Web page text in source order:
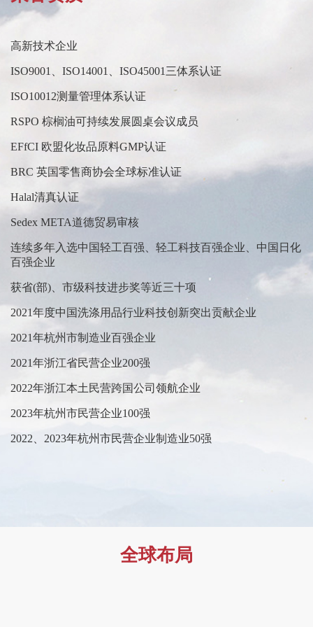
高新技术企业
ISO9001、ISO14001、ISO45001三体系认证
ISO10012测量管理体系认证
RSPO 棕榈油可持续发展圆桌会议成员
EFfCI 欧盟化妆品原料GMP认证
BRC 英国零售商协会全球标准认证
Halal清真认证
Sedex META道德贸易审核
连续多年入选中国轻工百强、轻工科技百强企业、中国日化
百强企业
获省(部)、市级科技进步奖等近三十项
2021年度中国洗涤用品行业科技创新突出贡献企业
2021年杭州市制造业百强企业
2021年浙江省民营企业200强
2022年浙江本土民营跨国公司领航企业
2023年杭州市民营企业100强
2022 、2023年杭州市民营企业制造业50强
全球布局